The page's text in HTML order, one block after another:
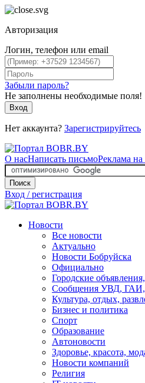
Авторизация
Логин, телефон или email
Забыли пароль?
Не заполнены необходимые поля!
Вход
Нет аккаунта? Зарегистрируйтесь
О насНаписать письмоРеклама на
Поиск
Вход / регистрация
Новости
Все новости
Актуально
Новости Бобруйска
Официально
Городские
Сообщения УВД,
Культура, отдых,
Бизнес и политика
Спорт
Образование
Автоновости
Здоровье, красота,
Новости компаний
Религия